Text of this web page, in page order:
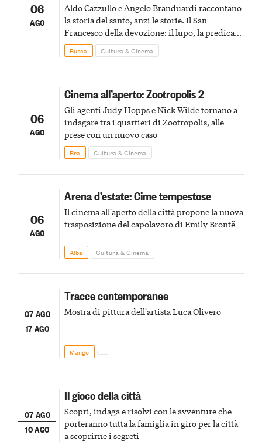
06
AGO
Aldo Cazzullo e Angelo Branduardi raccontano
la storia del santo, anzi le storie. Il San
Francesco della devozione: il lupo, la predica
agli uccelli, le stimmate
Busca Cultura & Cinema
06
AGO
Cinema all’aperto: Zootropolis 2
Gli agenti Judy Hopps e Nick Wilde tornano a
indagare tra i quartieri di Zootropolis, alle
prese con un nuovo caso
Bra Cultura & Cinema
06
AGO
Arena d’estate: Cime tempestose
Il cinema all'aperto della città propone la nuova
trasposizione del capolavoro di Emily Brontë
Alba Cultura & Cinema
07 AGO
17 AGO
Tracce contemporanee
Mostra di pittura dell'artista Luca Olivero
Mango
07 AGO
10 AGO
Il gioco della città
Scopri, indaga e risolvi con le avventure che
porteranno tutta la famiglia in giro per la città
a scoprirne i segreti